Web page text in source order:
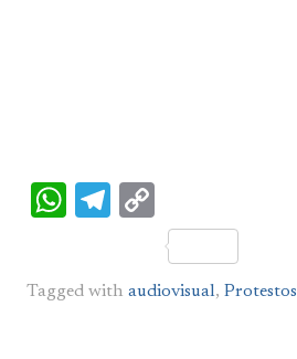
WhatsApp
Telegram
Link
Tagged with audiovisual, Protestos